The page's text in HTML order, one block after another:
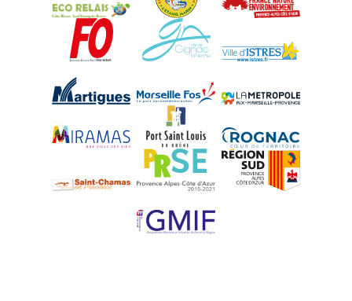
Force Ouvrière Gignac-la-Nerthe
Port-Saint-Louis
Saint-Chamas PRSE Région Sud